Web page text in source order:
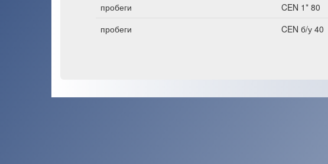
пробеги
CEN 1* 80
пробеги
CEN б/у 40